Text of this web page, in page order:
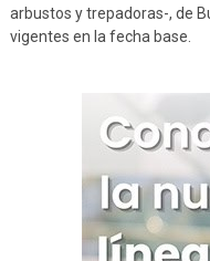
arbustos y trepadoras-, de
vigentes en la fecha base.